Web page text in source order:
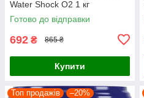
Water Shock О2 1 кг
Готово до відправки
692 ₴ 865 ₴
Купити
Топ продажів –20%